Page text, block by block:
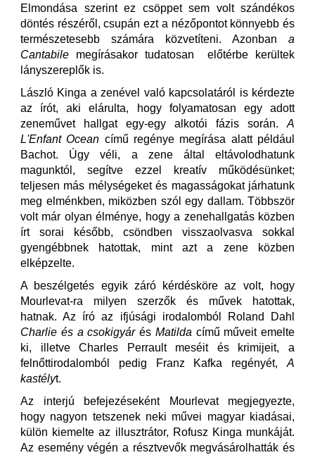
Elmondása szerint ez csöppet sem volt szándékos
döntés részéről, csupán ezt a nézőpontot könnyebb és
természetesebb számára közvetíteni. Azonban a
Cantabile megírásakor tudatosan előtérbe kerültek
lányszereplők is.
László Kinga a zenével való kapcsolatáról is kérdezte
az írót, aki elárulta, hogy folyamatosan egy adott
zeneművet hallgat egy-egy alkotói fázis során. A
L'Enfant Ocean című regénye megírása alatt például
Bachot. Úgy véli, a zene által eltávolodhatunk
magunktól, segítve ezzel kreatív működésünket;
teljesen más mélységeket és magasságokat járhatunk
meg elménkben, miközben szól egy dallam. Többször
volt már olyan élménye, hogy a zenehallgatás közben
írt sorai később, csöndben visszaolvasva sokkal
gyengébbnek hatottak, mint azt a zene közben
elképzelte.
A beszélgetés egyik záró kérdésköre az volt, hogy
Mourlevat-ra milyen szerzők és művek hatottak,
hatnak. Az író az ifjúsági irodalomból Roland Dahl
Charlie és a csokigyárés Matilda című műveit emelte
ki, illetve Charles Perrault meséit és krimijeit, a
felnőttirodalomból pedig Franz Kafka regényét, A
kastélyt.
Az interjú befejezéseként Mourlevat megjegyezte,
hogy nagyon tetszenek neki művei magyar kiadásai,
külön kiemelte az illusztrátor, Rofusz Kinga munkáját.
Az esemény végén a résztvevők megvásárolhatták és